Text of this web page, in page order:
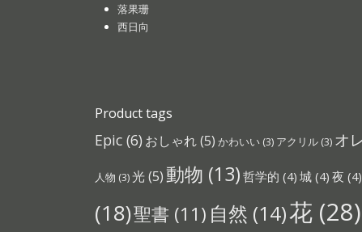
落果珊
西日向
Product tags
Epic (6) おしゃれ(5) かわいい (3) アクリル (3) オ
人物 (3)光(5) 動物 (13) 哲学的 (4) 城 (4) 夜 (4)
(18)聖書 (11) 自然 (14)花 (28)